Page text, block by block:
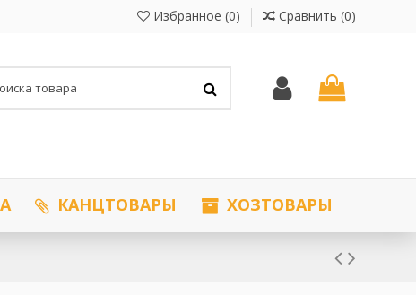
Избранное (0) Сравнить (0)
ХОЗТОВАРЫ
КАНЦТОВАРЫ